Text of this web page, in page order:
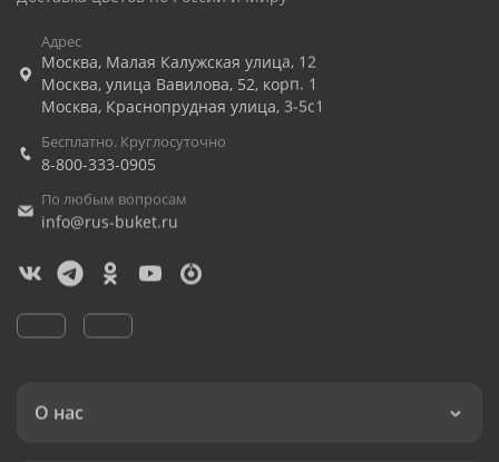
Адрес
Москва, Малая Калужская улица, 12
Москва, улица Вавилова, 52, корп. 1
Москва, Краснопрудная улица, 3-5с1
Бесплатно. Круглосуточно
8-800-333-0905
По любым вопросам
info@rus-buket.ru
О нас